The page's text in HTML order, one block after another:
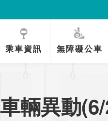
乘車資訊 無障礙公車
輛異動